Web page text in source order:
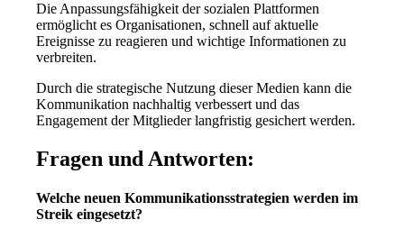
Die Anpassungsfähigkeit der sozialen Plattformen
ermöglicht es Organisationen, schnell auf aktuelle
Ereignisse zu reagieren und wichtige Informationen zu
verbreiten.
Durch die strategische Nutzung dieser Medien kann die
Kommunikation nachhaltig verbessert und das
Engagement der Mitglieder langfristig gesichert werden.
Fragen und Antworten:
Welche neuen Kommunikationsstrategien werden im
Streik eingesetzt?